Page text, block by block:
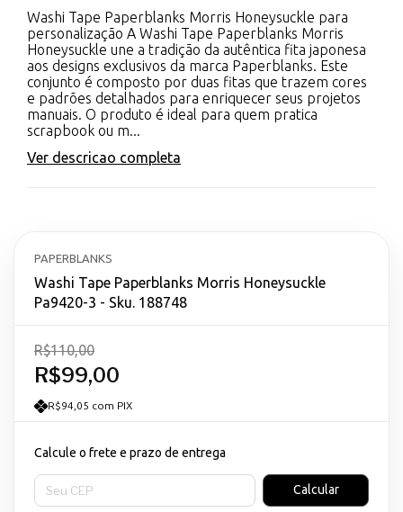
Washi Tape Paperblanks Morris Honeysuckle para
personalização A Washi Tape Paperblanks Morris
Honeysuckle une a tradição da autêntica fita japonesa
aos designs exclusivos da marca Paperblanks. Este
conjunto é composto por duas fitas que trazem cores
e padrões detalhados para enriquecer seus projetos
manuais. O produto é ideal para quem pratica
scrapbook ou m...
Ver descricao completa
PAPERBLANKS
Washi Tape Paperblanks Morris Honeysuckle
Pa9420-3 - Sku. 188748
R$99,00
R$110,00
R$94,05 com PIX
Calcule o frete e prazo de entrega
Entregas para o CEP:
Calcular